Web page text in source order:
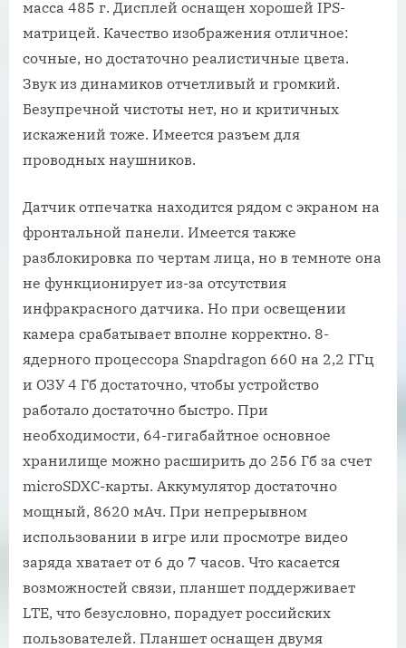
масса 485 г. Дисплей оснащен хорошей IPS-
матрицей. Качество изображения отличное:
сочные, но достаточно реалистичные цвета.
Звук из динамиков отчетливый и громкий.
Безупречной чистоты нет, но и критичных
искажений тоже. Имеется разъем для
проводных наушников.
Датчик отпечатка находится рядом с экраном на
фронтальной панели. Имеется также
разблокировка по чертам лица, но в темноте она
не функционирует из-за отсутствия
инфракрасного датчика. Но при освещении
камера срабатывает вполне корректно. 8-
ядерного процессора Snapdragon 660 на 2,2 ГГц
и ОЗУ 4 Гб достаточно, чтобы устройство
работало достаточно быстро. При
необходимости, 64-гигабайтное основное
хранилище можно расширить до 256 Гб за счет
microSDXC-карты. Аккумулятор достаточно
мощный, 8620 мАч. При непрерывном
использовании в игре или просмотре видео
заряда хватает от 6 до 7 часов. Что касается
возможностей связи, планшет поддерживает
LTE, что безусловно, порадует российских
пользователей. Планшет оснащен двумя